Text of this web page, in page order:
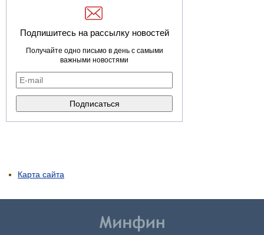
Подпишитесь на рассылку новостей
Получайте одно письмо в день с самыми
важными новостями
Карта сайта